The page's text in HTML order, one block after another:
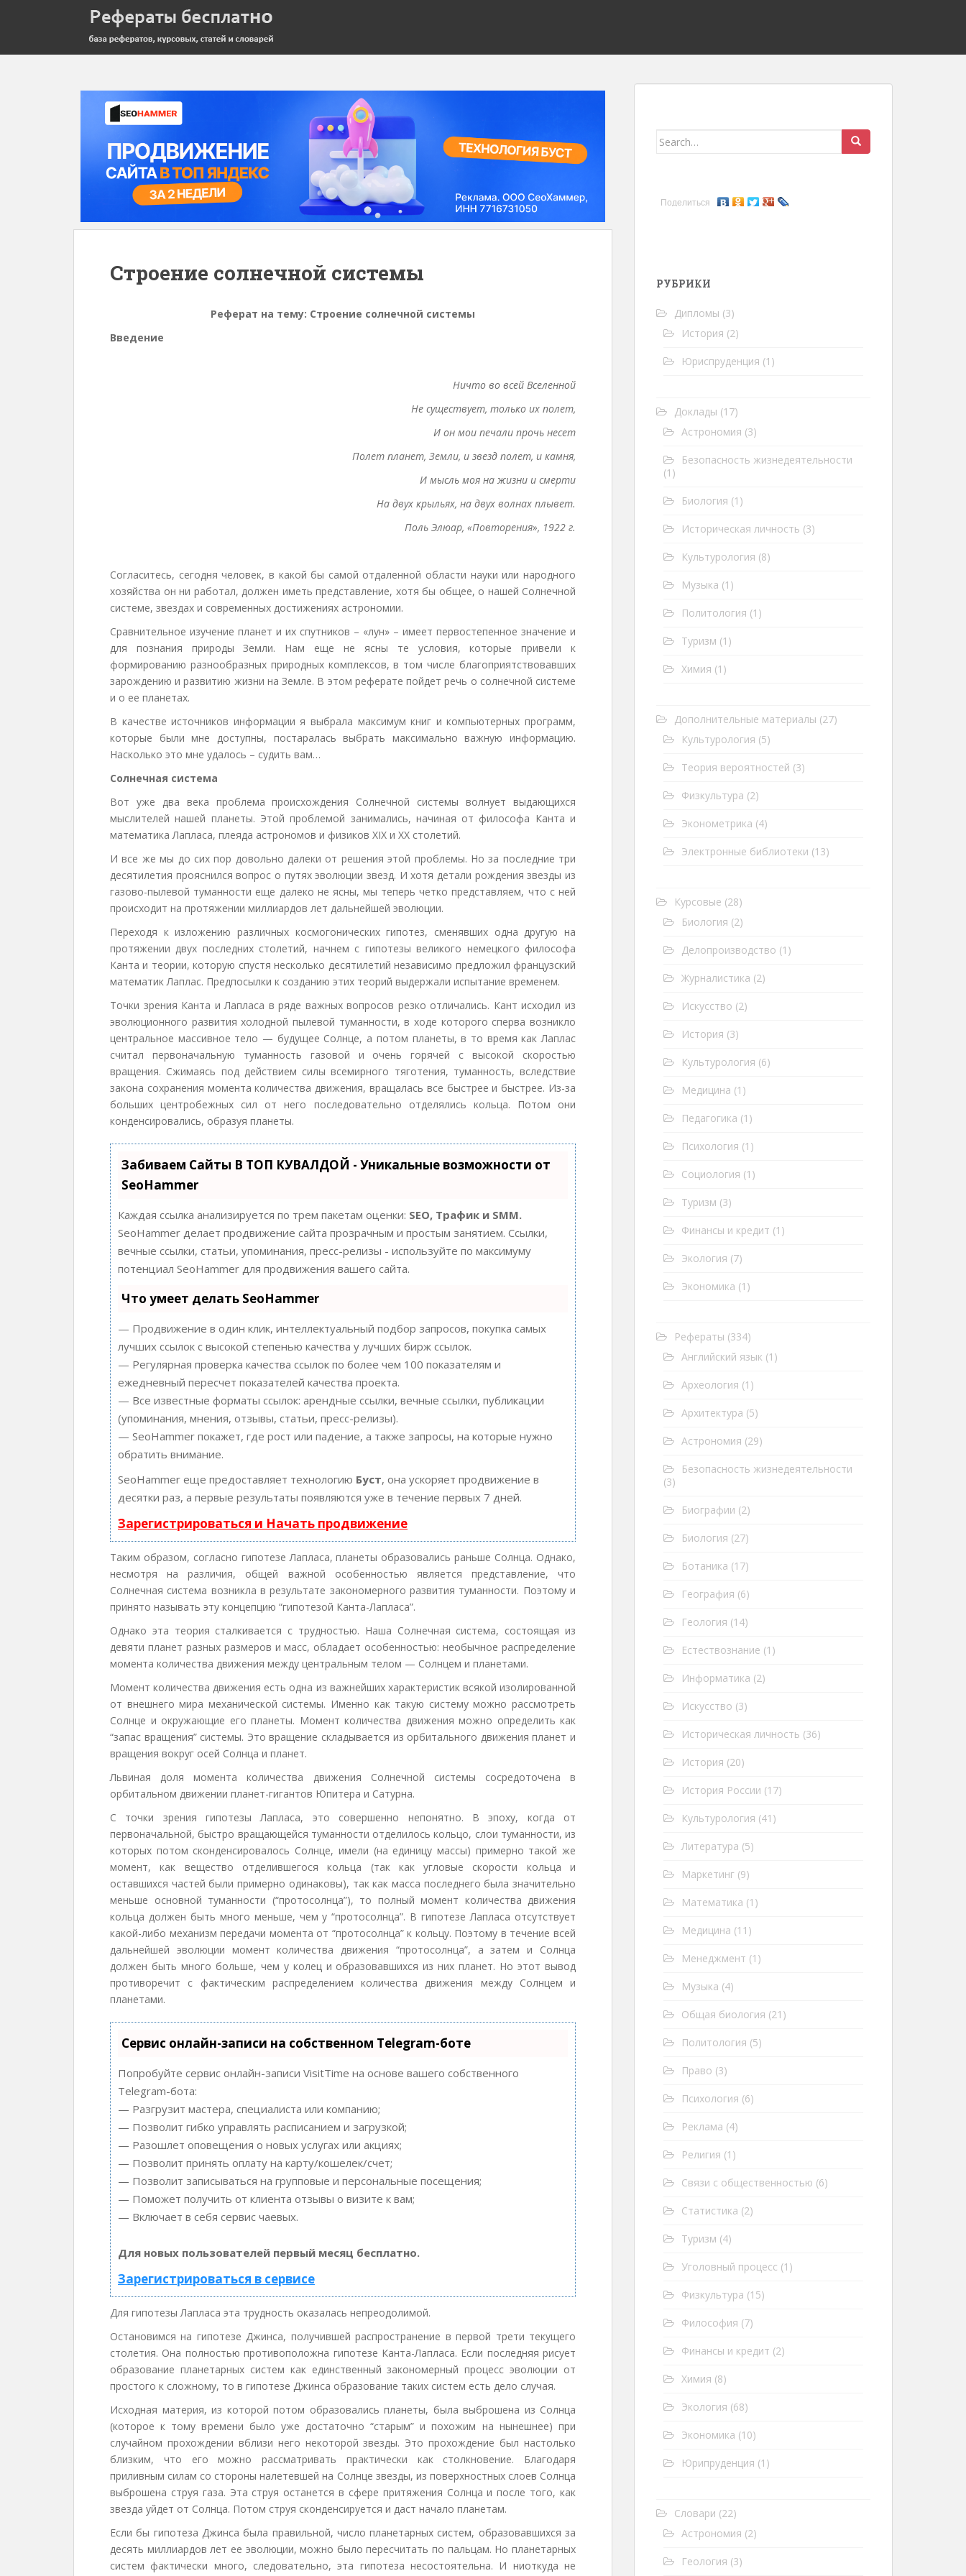
Строение солнечной системы
Реферат на тему: Строение солнечной системы
Введение
Ничто во всей Вселенной
Не существует, только их полет,
И он мои печали прочь несет
Полет планет, Земли, и звезд полет, и камня,
И мысль моя на жизни и смерти
На двух крыльях, на двух волнах плывет.
Поль Элюар, «Повторения», 1922 г.
Согласитесь, сегодня человек, в какой бы самой отдаленной области науки или народного
хозяйства он ни работал, должен иметь представление, хотя бы общее, о нашей Солнечной
системе, звездах и современных достижениях астрономии.
Сравнительное изучение планет и их спутников – «лун» – имеет первостепенное значение и
для познания природы Земли. Нам еще не ясны те условия, которые привели к
формированию разнообразных природных комплексов, в том числе благоприятствовавших
зарождению и развитию жизни на Земле. В этом реферате пойдет речь о солнечной системе
и о ее планетах.
В качестве источников информации я выбрала максимум книг и компьютерных программ,
которые были мне доступны, постаралась выбрать максимально важную информацию.
Насколько это мне удалось – судить вам…
Солнечная система
Вот уже два века проблема происхождения Солнечной системы волнует выдающихся
мыслителей нашей планеты. Этой проблемой занимались, начиная от философа Канта и
математика Лапласа, плеяда астрономов и физиков XIX и XX столетий.
И все же мы до сих пор довольно далеки от решения этой проблемы. Но за последние три
десятилетия прояснился вопрос о путях эволюции звезд. И хотя детали рождения звезды из
газово-пылевой туманности еще далеко не ясны, мы теперь четко представляем, что с ней
происходит на протяжении миллиардов лет дальнейшей эволюции.
Переходя к изложению различных космогонических гипотез, сменявших одна другую на
протяжении двух последних столетий, начнем с гипотезы великого немецкого философа
Канта и теории, которую спустя несколько десятилетий независимо предложил французский
математик Лаплас. Предпосылки к созданию этих теорий выдержали испытание временем.
Точки зрения Канта и Лапласа в ряде важных вопросов резко отличались. Кант исходил из
эволюционного развития холодной пылевой туманности, в ходе которого сперва возникло
центральное массивное тело — будущее Солнце, а потом планеты, в то время как Лаплас
считал первоначальную туманность газовой и очень горячей с высокой скоростью
вращения. Сжимаясь под действием силы всемирного тяготения, туманность, вследствие
закона сохранения момента количества движения, вращалась все быстрее и быстрее. Из-за
больших центробежных сил от него последовательно отделялись кольца. Потом они
конденсировались, образуя планеты.
Забиваем Сайты В ТОП КУВАЛДОЙ - Уникальные возможности от
SeoHammer
Каждая ссылка анализируется по трем пакетам оценки: SEO, Трафик и SMM.
SeoHammer делает продвижение сайта прозрачным и простым занятием. Ссылки,
вечные ссылки, статьи, упоминания, пресс-релизы - используйте по максимуму
потенциал SeoHammer для продвижения вашего сайта.
Что умеет делать SeoHammer
— Продвижение в один клик, интеллектуальный подбор запросов, покупка самых
лучших ссылок с высокой степенью качества у лучших бирж ссылок.
— Регулярная проверка качества ссылок по более чем 100 показателям и
ежедневный пересчет показателей качества проекта.
— Все известные форматы ссылок: арендные ссылки, вечные ссылки, публикации
(упоминания, мнения, отзывы, статьи, пресс-релизы).
— SeoHammer покажет, где рост или падение, а также запросы, на которые нужно
обратить внимание.
SeoHammer еще предоставляет технологию Буст, она ускоряет продвижение в
десятки раз, а первые результаты появляются уже в течение первых 7 дней.
Зарегистрироваться и Начать продвижение
Таким образом, согласно гипотезе Лапласа, планеты образовались раньше Солнца. Однако,
несмотря на различия, общей важной особенностью является представление, что
Солнечная система возникла в результате закономерного развития туманности. Поэтому и
принято называть эту концепцию “гипотезой Канта-Лапласа”.
Однако эта теория сталкивается с трудностью. Наша Солнечная система, состоящая из
девяти планет разных размеров и масс, обладает особенностью: необычное распределение
момента количества движения между центральным телом — Солнцем и планетами.
Момент количества движения есть одна из важнейших характеристик всякой изолированной
от внешнего мира механической системы. Именно как такую систему можно рассмотреть
Солнце и окружающие его планеты. Момент количества движения можно определить как
“запас вращения” системы. Это вращение складывается из орбитального движения планет и
вращения вокруг осей Солнца и планет.
Львиная доля момента количества движения Солнечной системы сосредоточена в
орбитальном движении планет-гигантов Юпитера и Сатурна.
С точки зрения гипотезы Лапласа, это совершенно непонятно. В эпоху, когда от
первоначальной, быстро вращающейся туманности отделилось кольцо, слои туманности, из
которых потом сконденсировалось Солнце, имели (на единицу массы) примерно такой же
момент, как вещество отделившегося кольца (так как угловые скорости кольца и
оставшихся частей были примерно одинаковы), так как масса последнего была значительно
меньше основной туманности (“протосолнца”), то полный момент количества движения
кольца должен быть много меньше, чем у “протосолнца”. В гипотезе Лапласа отсутствует
какой-либо механизм передачи момента от “протосолнца” к кольцу. Поэтому в течение всей
дальнейшей эволюции момент количества движения “протосолнца”, а затем и Солнца
должен быть много больше, чем у колец и образовавшихся из них планет. Но этот вывод
противоречит с фактическим распределением количества движения между Солнцем и
планетами.
Сервис онлайн-записи на собственном Telegram-боте
Попробуйте сервис онлайн-записи VisitTime на основе вашего собственного
Telegram-бота:
— Разгрузит мастера, специалиста или компанию;
— Позволит гибко управлять расписанием и загрузкой;
— Разошлет оповещения о новых услугах или акциях;
— Позволит принять оплату на карту/кошелек/счет;
— Позволит записываться на групповые и персональные посещения;
— Поможет получить от клиента отзывы о визите к вам;
— Включает в себя сервис чаевых.
Для новых пользователей первый месяц бесплатно.
Зарегистрироваться в сервисе
Для гипотезы Лапласа эта трудность оказалась непреодолимой.
Остановимся на гипотезе Джинса, получившей распространение в первой трети текущего
столетия. Она полностью противоположна гипотезе Канта-Лапласа. Если последняя рисует
образование планетарных систем как единственный закономерный процесс эволюции от
простого к сложному, то в гипотезе Джинса образование таких систем есть дело случая.
Исходная материя, из которой потом образовались планеты, была выброшена из Солнца
(которое к тому времени было уже достаточно “старым” и похожим на нынешнее) при
случайном прохождении вблизи него некоторой звезды. Это прохождение был настолько
близким, что его можно рассматривать практически как столкновение. Благодаря
приливным силам со стороны налетевшей на Солнце звезды, из поверхностных слоев Солнца
выброшена струя газа. Эта струя останется в сфере притяжения Солнца и после того, как
звезда уйдет от Солнца. Потом струя сконденсируется и даст начало планетам.
Если бы гипотеза Джинса была правильной, число планетарных систем, образовавшихся за
десять миллиардов лет ее эволюции, можно было пересчитать по пальцам. Но планетарных
систем фактически много, следовательно, эта гипотеза несостоятельна. И ниоткуда не
Search for:
Поделиться
РУБРИКИ
Дипломы (3)
История (2)
Юриспруденция (1)
Доклады (17)
Астрономия (3)
Безопасность жизнедеятельности
(1)
Биология (1)
Историческая личность (3)
Культурология (8)
Музыка (1)
Политология (1)
Туризм (1)
Химия (1)
Дополнительные материалы (27)
Культурология (5)
Теория вероятностей (3)
Физкультура (2)
Эконометрика (4)
Электронные библиотеки (13)
Курсовые (28)
Биология (2)
Делопроизводство (1)
Журналистика (2)
Искусство (2)
История (3)
Культурология (6)
Медицина (1)
Педагогика (1)
Психология (1)
Социология (1)
Туризм (3)
Финансы и кредит (1)
Экология (7)
Экономика (1)
Рефераты (334)
Английский язык (1)
Археология (1)
Архитектура (5)
Астрономия (29)
Безопасность жизнедеятельности
(3)
Биографии (2)
Биология (27)
Ботаника (17)
География (6)
Геология (14)
Естествознание (1)
Информатика (2)
Искусство (3)
Историческая личность (36)
История (20)
История России (17)
Культурология (41)
Литература (5)
Маркетинг (9)
Математика (1)
Медицина (11)
Менеджмент (1)
Музыка (4)
Общая биология (21)
Политология (5)
Право (3)
Психология (6)
Реклама (4)
Религия (1)
Связи с общественностью (6)
Статистика (2)
Туризм (4)
Уголовный процесс (1)
Физкультура (15)
Философия (7)
Финансы и кредит (2)
Химия (8)
Экология (68)
Экономика (10)
Юрипруденция (1)
Словари (22)
Астрономия (2)
Геология (3)